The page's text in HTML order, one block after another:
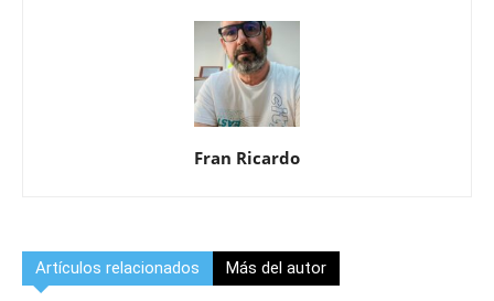
Fran Ricardo
Artículos relacionados Más del autor